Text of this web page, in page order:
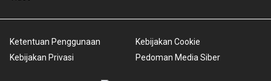
Ketentuan Penggunaan
Kebijakan Privasi
Kebijakan Cookie
Pedoman Media Siber